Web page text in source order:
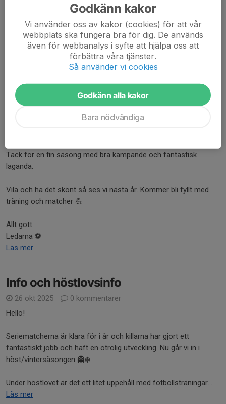
Träningarna vecka 8 är dessvärre inställda pga snö. Hoppas det
blir plusgrader snart så vi kan komma igång ordentligt med
fotbollssäsongen!
ta hand om er och varandra!
God Jul och Gott Nytt År
0 kommentarer
Tack för en fin säsong med bra kämpande och fantastisk
laganda.
Vila och ha det skönt så ses vi nästa år. Kommer bli fyllt med
träning och matcher 💪
Allt gott
Ledarna ⚽️
Läs mer
Info och höstlovsinfo
26 okt 2025
0 kommentarer
Hello!
Seriematcherna är klara för i år och killarna har gjort ett
fantastiskt jobb och haft en otrolig utveckling. Nu går vi in i
höst/vintersäsongen 👻❄️.
Under höstlovet är det ett litet uppehåll med fotbollsträningar....
Läs mer
Godkänn kakor
Vi använder oss av kakor (cookies) för att vår
webbplats ska fungera bra för dig. De används
även för webbanalys i syfte att hjälpa oss att
förbättra våra tjänster.
Så använder vi cookies
Godkänn alla kakor
Bara nödvändiga